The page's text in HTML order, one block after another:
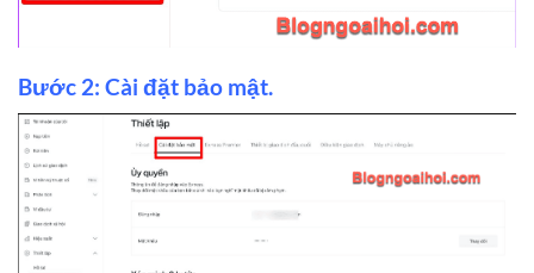
Bước 2: Cài đặt bảo mật.